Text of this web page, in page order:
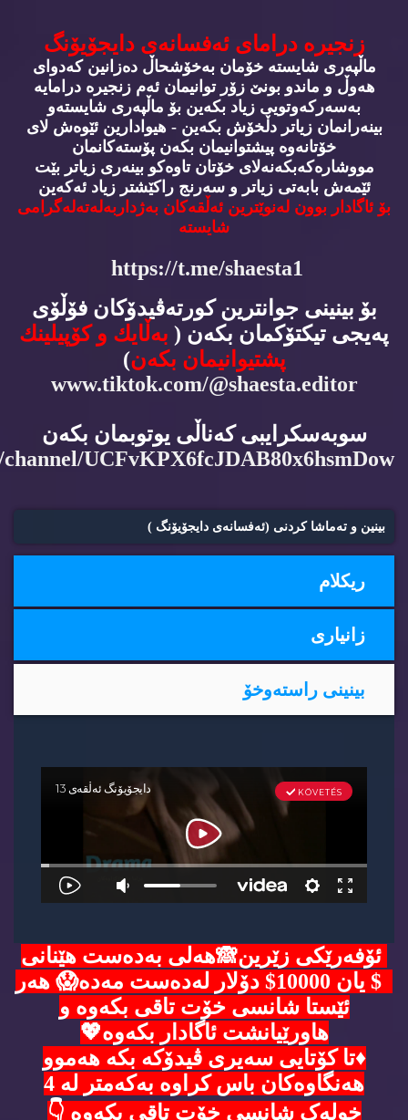
زنجیره‌ درامای ئه‌فسانه‌ی دایجۆیۆنگ
ماڵپه‌ری شایسته‌ خۆمان به‌خۆشحاڵ ده‌زانین كه‌دوای
هه‌وڵ و ماندو بونێ زۆر توانیمان ئه‌م زنجیره‌ درامایه‌
به‌سه‌ركه‌وتویی زیاد بكه‌ین بۆ ماڵپه‌ری شایسته‌و
بینه‌رانمان زیاتر دڵخۆش بكه‌ین - هیوادارین ئێوه‌ش لای
خۆتانه‌وه‌ پیشتوانیمان بكه‌ن پۆسته‌كانمان
مووشاره‌كه‌بكه‌نه‌لای خۆتان تاوه‌كو بینه‌ری زیاتر بێت
ئێمه‌ش بابه‌تی زیاتر و سه‌رنج راكێشتر زیاد ئه‌كه‌ین
بۆ ئاگادار بوون له‌نوێترین ئه‌ڵقه‌كان به‌ژداربه‌له‌ته‌له‌گرامی
شایسته‌
https://t.me/shaesta1
بۆ بینینی جوانترین كورته‌ڤیدۆكان فۆڵۆی
په‌یجی تیكتۆكمان بكه‌ن ( به‌ڵایك و كۆپیلینك
پشتیوانیمان بكه‌ن)
www.tiktok.com/@shaesta.editor
سوبه‌سكرایبی كه‌ناڵی یوتوبمان بكه‌ن
UCFvKPX6fcJDAB80x6hsmDow
بینین و ته‌ماشا كردنی (ئه‌فسانه‌ی دایجۆیۆنگ )
ریكلام
زانیاری
بینینی راسته‌وخۆ
ئۆفەرێکی زێرین🙈هەلی بەدەست هێنانی
5$ یان 10000$ دۆلار لەدەست مەدە😱 هەر
ئێستا شانسی خۆت تاقی بکەوە و
هاورێیانشت ئاگادار بکەوە💖
♦️تا کۆتایی سەیری ڤیدۆکە بکە هەموو
هەنگاوەکان باس کراوە بەکەمتر لە 4
خولەک شانسی خۆت تاقی بکەوە 👇